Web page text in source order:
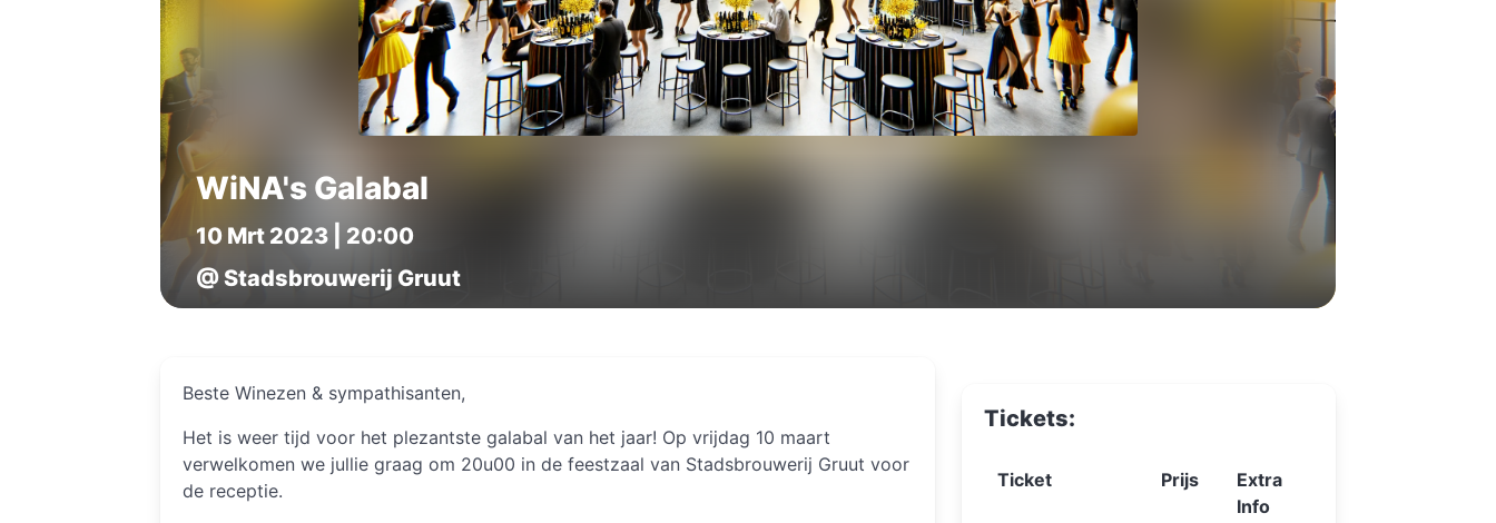
WiNA's Galabal
10 Mrt 2023 | 20:00
@ Stadsbrouwerij Gruut
Beste Winezen & sympathisanten,
Het is weer tijd voor het plezantste galabal van het jaar! Op vrijdag 10 maart
verwelkomen we jullie graag om 20u00 in de feestzaal van Stadsbrouwerij Gruut voor
de receptie.
Tickets:
Ticket Prijs
Extra
Info